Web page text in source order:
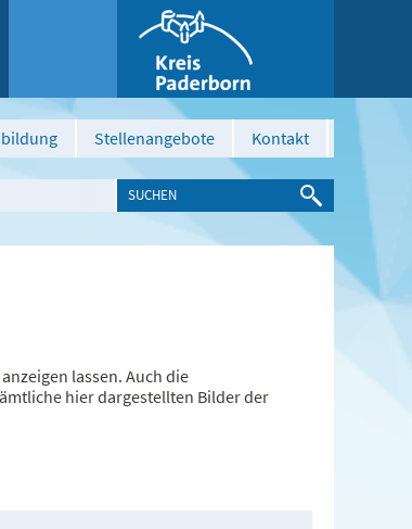
Stellenangebote Kontakt
lassen. Auch die
hier dargestellten Bilder der